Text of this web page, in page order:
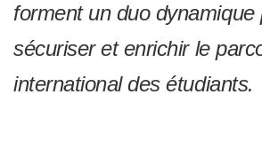
forment un duo dynamique
sécuriser et enrichir le
international des étudiants.